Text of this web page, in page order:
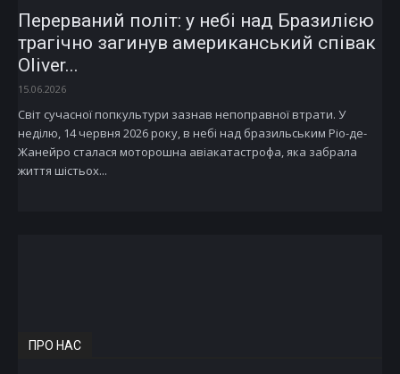
Перерваний політ: у небі над Бразилією
трагічно загинув американський співак
Oliver...
15.06.2026
Світ сучасної попкультури зазнав непоправної втрати. У
неділю, 14 червня 2026 року, в небі над бразильським Ріо-де-
Жанейро сталася моторошна авіакатастрофа, яка забрала
життя шістьох...
ПРО НАС